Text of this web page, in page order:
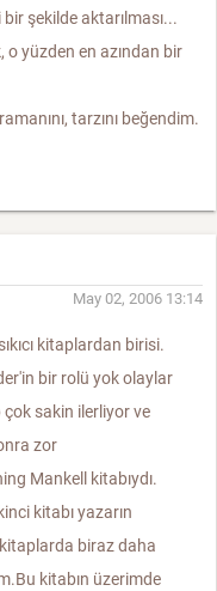
şekilde aktarılması...
yüzden en azından bir
tarzını beğendim.
May 02, 2006 13:14
kitaplardan birisi.
bir rolü yok olaylar
sakin ilerliyor ve
zor
Mankell kitabıydı.
kitabı yazarın
biraz daha
kitabın üzerimde